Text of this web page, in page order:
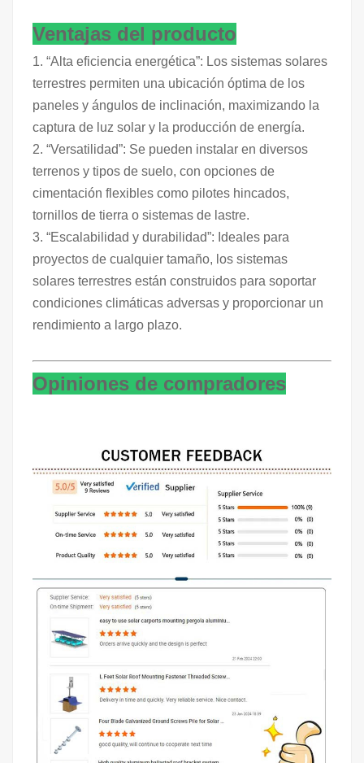
Ventajas del producto
1. “Alta eficiencia energética”: Los sistemas solares
terrestres permiten una ubicación óptima de los
paneles y ángulos de inclinación, maximizando la
captura de luz solar y la producción de energía.
2. “Versatilidad”: Se pueden instalar en diversos
terrenos y tipos de suelo, con opciones de
cimentación flexibles como pilotes hincados,
tornillos de tierra o sistemas de lastre.
3. “Escalabilidad y durabilidad”: Ideales para
proyectos de cualquier tamaño, los sistemas
solares terrestres están construidos para soportar
condiciones climáticas adversas y proporcionar un
rendimiento a largo plazo.
Opiniones de compradores